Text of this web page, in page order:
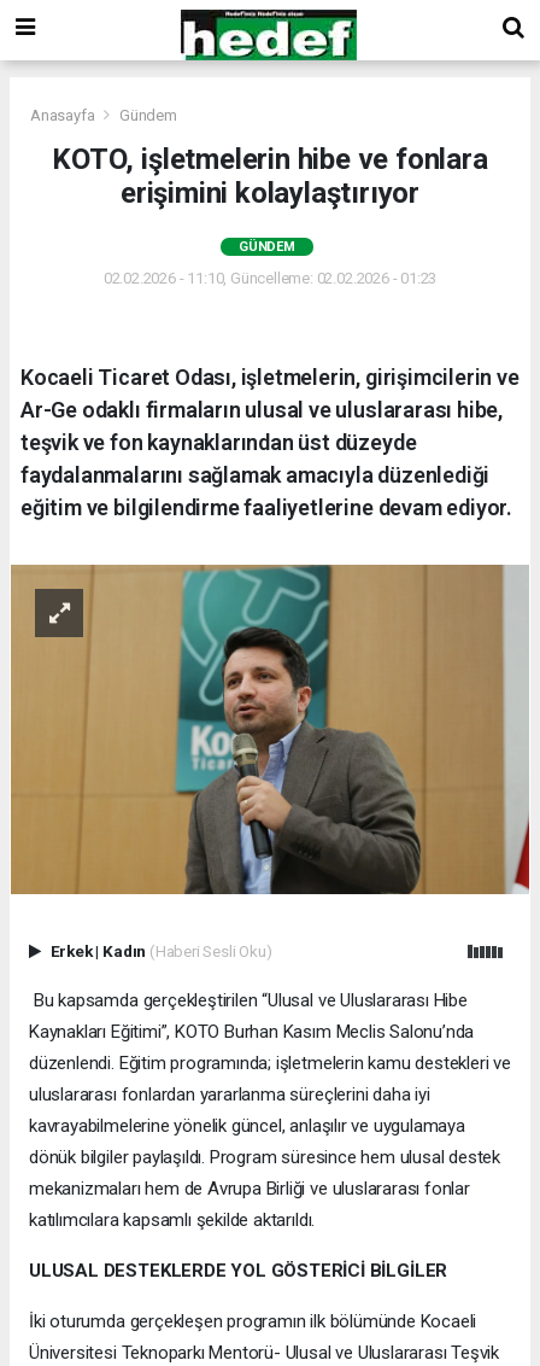
Anasayfa Gündem
KOTO, işletmelerin hibe ve fonlara
erişimini kolaylaştırıyor
GÜNDEM
02.02.2026 - 11:10, Güncelleme: 02.02.2026 - 01:23
Kocaeli Ticaret Odası, işletmelerin, girişimcilerin ve
Ar-Ge odaklı firmaların ulusal ve uluslararası hibe,
teşvik ve fon kaynaklarından üst düzeyde
faydalanmalarını sağlamak amacıyla düzenlediği
eğitim ve bilgilendirme faaliyetlerine devam ediyor.
Erkek| Kadın (Haberi Sesli Oku)
Bu kapsamda gerçekleştirilen “Ulusal ve Uluslararası Hibe
Kaynakları Eğitimi”, KOTO Burhan Kasım Meclis Salonu’nda
düzenlendi. Eğitim programında; işletmelerin kamu destekleri ve
uluslararası fonlardan yararlanma süreçlerini daha iyi
kavrayabilmelerine yönelik güncel, anlaşılır ve uygulamaya
dönük bilgiler paylaşıldı. Program süresince hem ulusal destek
mekanizmaları hem de Avrupa Birliği ve uluslararası fonlar
katılımcılara kapsamlı şekilde aktarıldı.
ULUSAL DESTEKLERDE YOL GÖSTERİCİ BİLGİLER
İki oturumda gerçekleşen programın ilk bölümünde Kocaeli
Üniversitesi Teknoparkı Mentorü- Ulusal ve Uluslararası Teşvik